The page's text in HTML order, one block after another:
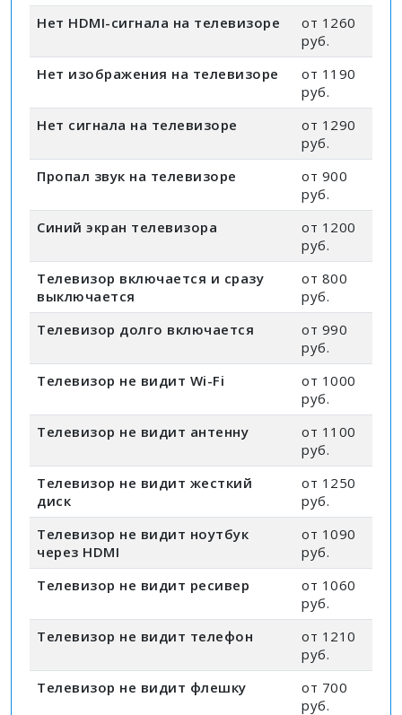
Нет HDMI-сигнала на телевизоре
от 1260
руб.
Нет изображения на телевизоре
от 1190
руб.
Нет сигнала на телевизоре
от 1290
руб.
Пропал звук на телевизоре
от 900
руб.
Синий экран телевизора
от 1200
руб.
Телевизор включается и сразу
выключается
от 800
руб.
Телевизор долго включается
от 990
руб.
Телевизор не видит Wi-Fi
от 1000
руб.
Телевизор не видит антенну
от 1100
руб.
Телевизор не видит жесткий
диск
от 1250
руб.
Телевизор не видит ноутбук
через HDMI
от 1090
руб.
Телевизор не видит ресивер
от 1060
руб.
Телевизор не видит телефон
от 1210
руб.
Телевизор не видит флешку
от 700
руб.